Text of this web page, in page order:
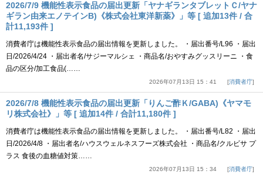
2026/7/9 機能性表示食品の届出更新「ヤナギランタブレットＣ/ヤナ
ギラン由来エノテインB)《株式会社東洋新薬》」等 [ 追加13件 / 合
計11,193件 ]
消費者庁は機能性表示食品の届出情報を更新しました。 ・届出番号/L96 ・届出
日/2026/4/24 ・届出者名/サジーマルシェ ・商品名/おやすみグッスリーニ ・食
品の区分/加工食品(……
2026年07月13日 15：41 消費者庁
2026/7/8 機能性表示食品の届出更新「りんご酢Ｋ/GABA)《ヤマモ
リ株式会社》」等 [ 追加14件 / 合計11,180件 ]
消費者庁は機能性表示食品の届出情報を更新しました。 ・届出番号/L82 ・届出
日/2026/4/8 ・届出者名/ハウスウェルネスフーズ株式会社 ・商品名/クルビサ プ
ラス 食後の血糖値対策……
2026年07月13日 15：34 消費者庁